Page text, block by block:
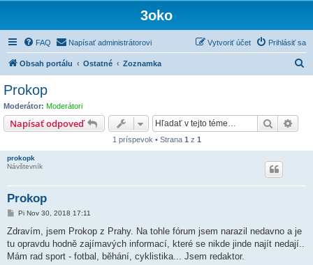
3oko
FAQ Napísať administrátorovi Prihlásiť sa
Vytvoriť účet
Obsah portálu Ostatné Zoznamka
Prokop
Moderátor: Moderátori
Napísať odpoveď Hľadať
1 príspevok • Strana 1 z 1
prokopk
Návštevník
Prokop
P
í
p
e
Pi Nov 30, 2018 17:11
Zdravím, jsem Prokop z Prahy. Na tohle fórum jsem narazil nedavno a je
tu opravdu hodně zajímavých informací, které se nikde jinde najít nedají..
Mám rad sport - fotbal, běhání, cyklistika... Jsem redaktor.